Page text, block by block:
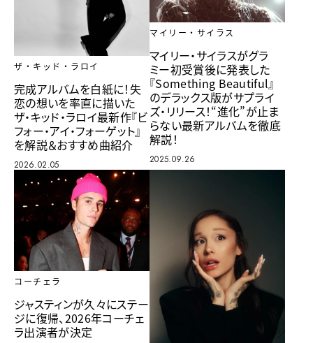
ザ・キッド・ラロイ
完成アルバムを白紙に！失
恋の想いを率直に描いた
ザ・キッド・ラロイ最新作『ビ
フォー・アイ・フォーゲット』
を解説＆おすすめ曲紹介
2026.02.05
マイリー・サイラス
マイリー・サイラスがグラ
ミー初受賞後に発表した
『Something Beautiful』
のデラックス版がサプライ
ズ・リリース！“進化”が止ま
らない最新アルバムを徹底
解説！
2025.09.26
コーチェラ
ジャスティンが久々にステー
ジに復帰、2026年コーチェ
ラ出演者が決定